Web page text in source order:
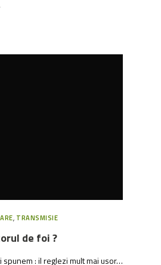
, TRANSMISIE
de foi ?
spunem : il reglezi mult mai usor…